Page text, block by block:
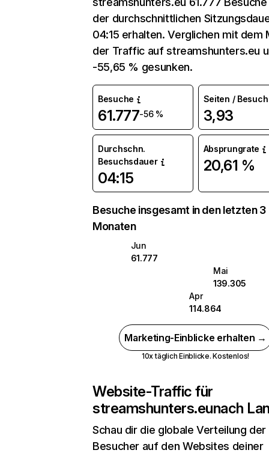
der durchschnittlichen
04:15 erhalten. Verglichen mit dem
der Traffic auf streamshunters.eu
-55,65 % gesunken.
Besuche
61.777-56 %
Seiten / Besuch
3,93
Durchschn.
Besuchsdauer
04:15
Absprungrate
20,61 %
Besuche insgesamt in den letzten 3
Monaten
Jun
61.777
Mai
139.305
Apr
114.864
Marketing-Einblicke erhalten →
10x täglich Einblicke. Kostenlos!
Website-Traffic für
streamshunters.eunach
Schau dir die globale Verteilung der
Besucher auf den Websites deiner